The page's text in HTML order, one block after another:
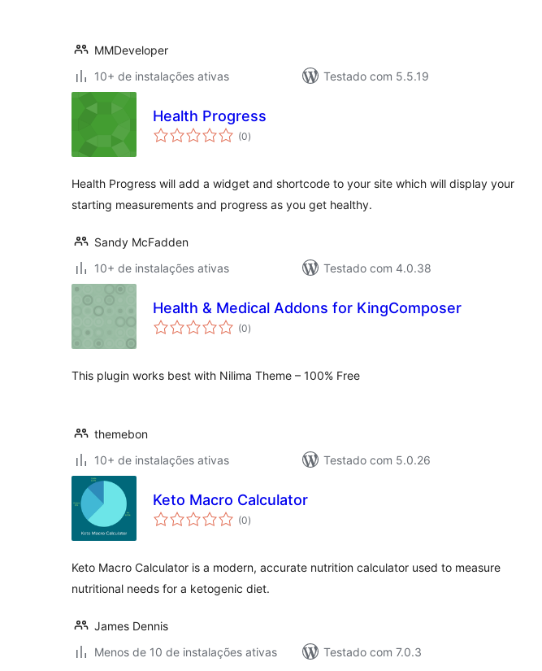
MMDeveloper
10+ de instalações ativas
Testado com 5.5.19
Health Progress
(0total
de
)
Health Progress will add a widget and shortcode to your site which will display your
starting measurements and progress as you get healthy.
Sandy McFadden
10+ de instalações ativas
Testado com 4.0.38
Health & Medical Addons for KingComposer
(0total
de
)
This plugin works best with Nilima Theme – 100% Free
themebon
10+ de instalações ativas
Testado com 5.0.26
Keto Macro Calculator
(0total
de
)
Keto Macro Calculator is a modern, accurate nutrition calculator used to measure
nutritional needs for a ketogenic diet.
James Dennis
Menos de 10 de instalações ativas
Testado com 7.0.3